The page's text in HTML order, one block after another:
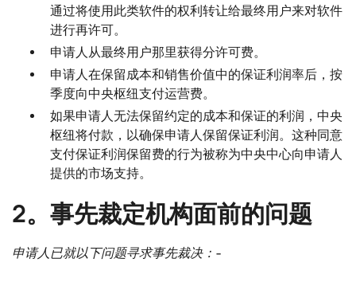
通过将使用此类软件的权利转让给最终用户来对软件
进行再许可。
申请人从最终用户那里获得分许可费。
申请人在保留成本和销售价值中的保证利润率后，按
季度向中央枢纽支付运营费。
如果申请人无法保留约定的成本和保证的利润，中央
枢纽将付款，以确保申请人保留保证利润。这种同意
支付保证利润保留费的行为被称为中央中心向申请人
提供的市场支持。
2。事先裁定机构面前的问题
申请人已就以下问题寻求事先裁决：-